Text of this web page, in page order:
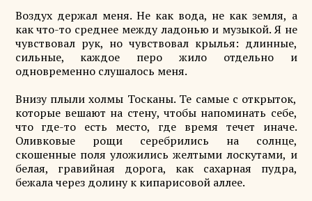
Воздух держал меня. Не как вода, не как земля, а
как что-то среднее между ладонью и музыкой. Я не
чувствовал рук, но чувствовал крылья: длинные,
сильные, каждое перо жило отдельно и
одновременно слушалось меня.
Внизу плыли холмы Тосканы. Те самые с открыток,
которые вешают на стену, чтобы напоминать себе,
что где-то есть место, где время течет иначе.
Оливковые рощи серебрились на солнце,
скошенные поля уложились желтыми лоскутами, и
белая, гравийная дорога, как сахарная пудра,
бежала через долину к кипарисовой аллее.